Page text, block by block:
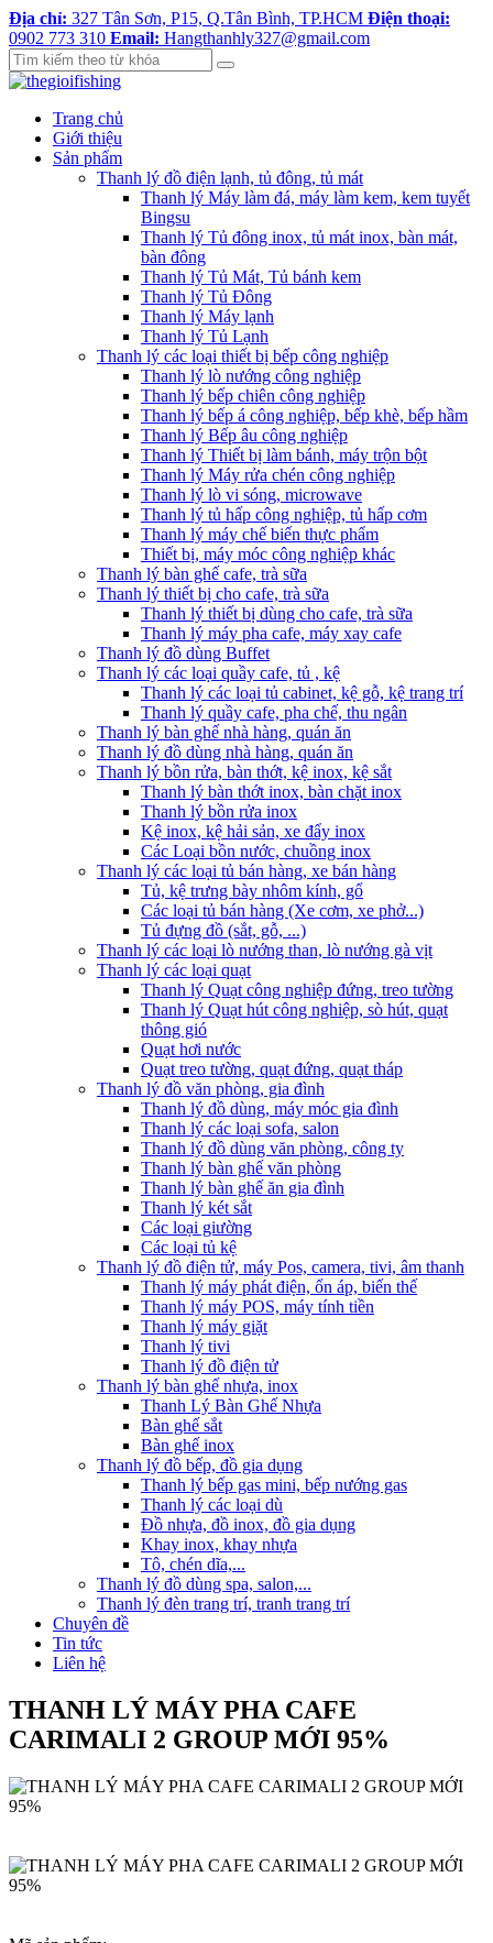
Địa chỉ: 327 Tân Sơn, P15, Q.Tân Bình, TP.HCM Điện thoại:
0902 773 310 Email: Hangthanhly327@gmail.com
Trang chủ
Giới thiệu
Sản phẩm
Thanh lý đồ điện lạnh, tủ đông, tủ mát
Thanh lý Máy làm đá, máy làm kem, kem tuyết
Bingsu
Thanh lý Tủ đông inox, tủ mát inox, bàn mát,
bàn đông
Thanh lý Tủ Mát, Tủ bánh kem
Thanh lý Tủ Đông
Thanh lý Máy lạnh
Thanh lý Tủ Lạnh
Thanh lý các loại thiết bị bếp công nghiệp
Thanh lý lò nướng công nghiệp
Thanh lý bếp chiên công nghiệp
Thanh lý bếp á công nghiệp, bếp khè, bếp hầm
Thanh lý Bếp âu công nghiệp
Thanh lý Thiết bị làm bánh, máy trộn bột
Thanh lý Máy rửa chén công nghiệp
Thanh lý lò vi sóng, microwave
Thanh lý tủ hấp công nghiệp, tủ hấp cơm
Thanh lý máy chế biến thực phẩm
Thiết bị, máy móc công nghiệp khác
Thanh lý bàn ghế cafe, trà sữa
Thanh lý thiết bị cho cafe, trà sữa
Thanh lý thiết bị dùng cho cafe, trà sữa
Thanh lý máy pha cafe, máy xay cafe
Thanh lý đồ dùng Buffet
Thanh lý các loại quầy cafe, tủ , kệ
Thanh lý các loại tủ cabinet, kệ gỗ, kệ trang trí
Thanh lý quầy cafe, pha chế, thu ngân
Thanh lý bàn ghế nhà hàng, quán ăn
Thanh lý đồ dùng nhà hàng, quán ăn
Thanh lý bồn rửa, bàn thớt, kệ inox, kệ sắt
Thanh lý bàn thớt inox, bàn chặt inox
Thanh lý bồn rửa inox
Kệ inox, kệ hải sản, xe đẩy inox
Các Loại bồn nước, chuồng inox
Thanh lý các loại tủ bán hàng, xe bán hàng
Tủ, kệ trưng bày nhôm kính, gổ
Các loại tủ bán hàng (Xe cơm, xe phở...)
Tủ đựng đồ (sắt, gỗ, ...)
Thanh lý các loại lò nướng than, lò nướng gà vịt
Thanh lý các loại quạt
Thanh lý Quạt công nghiệp đứng, treo tường
Thanh lý Quạt hút công nghiệp, sò hút, quạt
thông gió
Quạt hơi nước
Quạt treo tường, quạt đứng, quạt tháp
Thanh lý đồ văn phòng, gia đình
Thanh lý đồ dùng, máy móc gia đình
Thanh lý các loại sofa, salon
Thanh lý đồ dùng văn phòng, công ty
Thanh lý bàn ghế văn phòng
Thanh lý bàn ghế ăn gia đình
Thanh lý két sắt
Các loại giường
Các loại tủ kệ
Thanh lý đồ điện tử, máy Pos, camera, tivi, âm thanh
Thanh lý máy phát điện, ổn áp, biến thế
Thanh lý máy POS, máy tính tiền
Thanh lý máy giặt
Thanh lý tivi
Thanh lý đồ điện tử
Thanh lý bàn ghế nhựa, inox
Thanh Lý Bàn Ghế Nhựa
Bàn ghế sắt
Bàn ghế inox
Thanh lý đồ bếp, đồ gia dụng
Thanh lý bếp gas mini, bếp nướng gas
Thanh lý các loại dù
Đồ nhựa, đồ inox, đồ gia dụng
Khay inox, khay nhựa
Tô, chén dĩa,...
Thanh lý đồ dùng spa, salon,...
Thanh lý đèn trang trí, tranh trang trí
Chuyên đề
Tin tức
Liên hệ
THANH LÝ MÁY PHA CAFE
CARIMALI 2 GROUP MỚI 95%